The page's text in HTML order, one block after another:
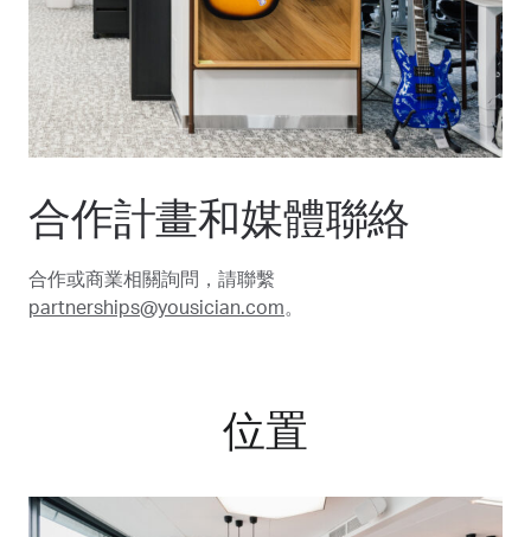
合作計畫和媒體聯絡
合作或商業相關詢問，請聯繫
partnerships@yousician.com。
位置